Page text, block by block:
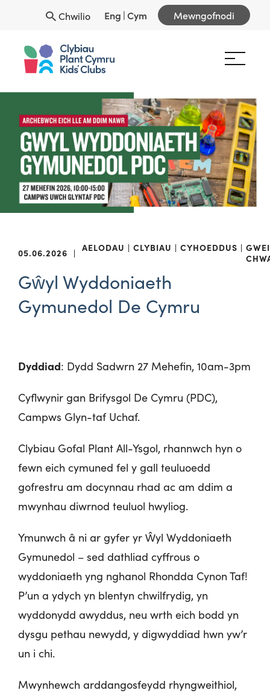
Chwilio Eng |Cym Mewngofnodi
05.06.2026 | AELODAU CLYBIAU CYHOEDDUS
Gŵyl Wyddoniaeth
Gymunedol De Cymru
Dyddiad: Dydd Sadwrn 27 Mehefin, 10am-3pm
Cyflwynir gan Brifysgol De Cymru (PDC),
Campws Glyn-taf Uchaf.
Clybiau Gofal Plant All-Ysgol, rhannwch hyn o
fewn eich cymuned fel y gall teuluoedd
gofrestru am docynnau rhad ac am ddim a
mwynhau diwrnod teuluol hwyliog.
Ymunwch â ni ar gyfer yr Ŵyl Wyddoniaeth
Gymunedol – sed dathliad cyffrous o
wyddoniaeth yng nghanol Rhondda Cynon Taf!
P’un a ydych yn blentyn chwilfrydig, yn
wyddonydd awyddus, neu wrth eich bodd yn
dysgu pethau newydd, y digwyddiad hwn yw’r
un i chi.
Mwynhewch arddangosfeydd rhyngweithiol,